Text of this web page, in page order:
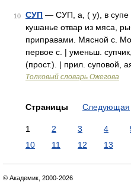
10 СУП — СУП, а, ( у), в супе
кушанье отвар из мяса,
приправами. Мясной с.
первое с. | уменьш.
(прост.). | прил. суповой,
Толковый словарь Ожегова
Страницы Следующая
1 2 3 4
10
11 12 13
© Академик, 2000-2026